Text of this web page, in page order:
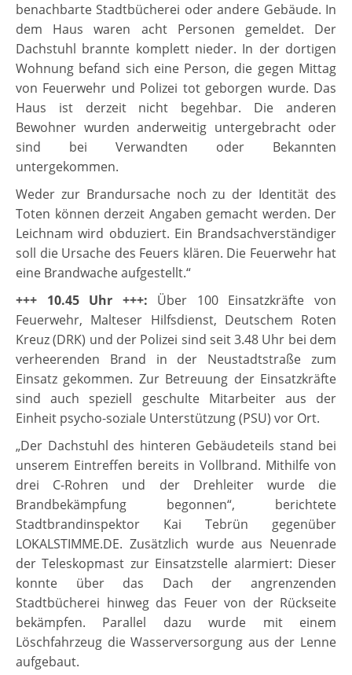
benachbarte Stadtbücherei oder andere Gebäude. In
dem Haus waren acht Personen gemeldet. Der
Dachstuhl brannte komplett nieder. In der dortigen
Wohnung befand sich eine Person, die gegen Mittag
von Feuerwehr und Polizei tot geborgen wurde. Das
Haus ist derzeit nicht begehbar. Die anderen
Bewohner wurden anderweitig untergebracht oder
sind bei Verwandten oder Bekannten
untergekommen.
Weder zur Brandursache noch zu der Identität des
Toten können derzeit Angaben gemacht werden. Der
Leichnam wird obduziert. Ein Brandsachverständiger
soll die Ursache des Feuers klären. Die Feuerwehr hat
eine Brandwache aufgestellt.“
+++ 10.45 Uhr +++: Über 100 Einsatzkräfte von
Feuerwehr, Malteser Hilfsdienst, Deutschem Roten
Kreuz (DRK) und der Polizei sind seit 3.48 Uhr bei dem
verheerenden Brand in der Neustadtstraße zum
Einsatz gekommen. Zur Betreuung der Einsatzkräfte
sind auch speziell geschulte Mitarbeiter aus der
Einheit psycho-soziale Unterstützung (PSU) vor Ort.
„Der Dachstuhl des hinteren Gebäudeteils stand bei
unserem Eintreffen bereits in Vollbrand. Mithilfe von
drei C-Rohren und der Drehleiter wurde die
Brandbekämpfung begonnen“, berichtete
Stadtbrandinspektor Kai Tebrün gegenüber
LOKALSTIMME.DE. Zusätzlich wurde aus Neuenrade
der Teleskopmast zur Einsatzstelle alarmiert: Dieser
konnte über das Dach der angrenzenden
Stadtbücherei hinweg das Feuer von der Rückseite
bekämpfen. Parallel dazu wurde mit einem
Löschfahrzeug die Wasserversorgung aus der Lenne
aufgebaut.